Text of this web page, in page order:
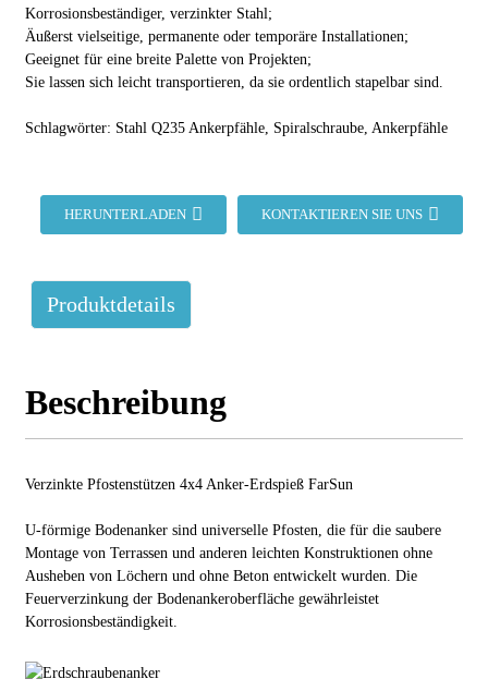
Korrosionsbeständiger, verzinkter Stahl;
Äußerst vielseitige, permanente oder temporäre Installationen;
Geeignet für eine breite Palette von Projekten;
Sie lassen sich leicht transportieren, da sie ordentlich stapelbar sind.
Schlagwörter: Stahl Q235 Ankerpfähle, Spiralschraube, Ankerpfähle
HERUNTERLADEN KONTAKTIEREN SIE UNS
Produktdetails
Beschreibung
Verzinkte Pfostenstützen 4x4 Anker-Erdspieß FarSun
U-förmige Bodenanker sind universelle Pfosten, die für die saubere
Montage von Terrassen und anderen leichten Konstruktionen ohne
Ausheben von Löchern und ohne Beton entwickelt wurden. Die
Feuerverzinkung der Bodenankeroberfläche gewährleistet
Korrosionsbeständigkeit.